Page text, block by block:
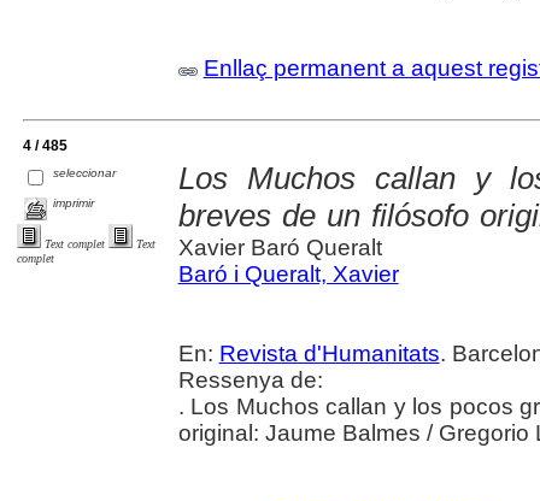
Enllaç permanent a aquest
4 / 485
seleccionar
imprimir
Text complet
Text
complet
Los Muchos callan y
breves de un filósofo
Xavier Baró Queralt
Baró i Queralt, Xavier
En: Revista d'Humanitats.
Ressenya de:
. Los Muchos callan y los pocos
original: Jaume Balmes /